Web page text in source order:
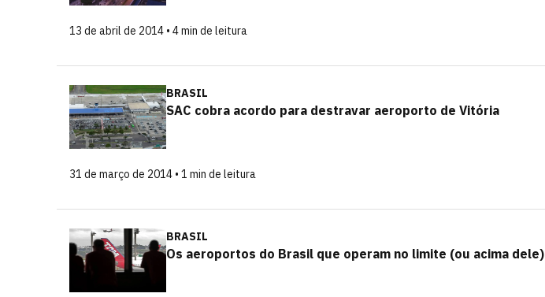
13 de abril de 2014 • 4 min de leitura
BRASIL
SAC cobra acordo para destravar aeroporto de Vitória
31 de março de 2014 • 1 min de leitura
BRASIL
Os aeroportos do Brasil que operam no limite (ou acima dele)